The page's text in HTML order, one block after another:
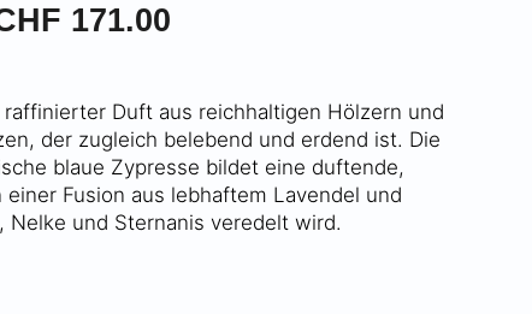
171.00
CHF 171.00
Duft aus reichhaltigen Hölzern und
der zugleich belebend und erdend ist. Die
blaue Zypresse bildet eine duftende,
einer Fusion aus lebhaftem Lavendel und
Nelke und Sternanis veredelt wird.